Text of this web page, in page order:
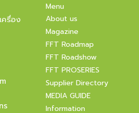
ครื่อง
Menu
About us
Magazine
FFT Roadmap
FFT Roadshow
FFT PROSERIES
Supplier Directory
MEDIA GUIDE
Information